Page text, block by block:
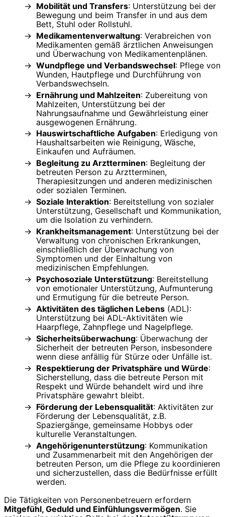
Mobilität und Transfers: Unterstützung bei der
Bewegung und beim Transfer in und aus dem
Bett, Stuhl oder Rollstuhl.
Medikamentenverwaltung: Verabreichen von
Medikamenten gemäß ärztlichen Anweisungen
und Überwachung von Medikamentenplänen.
Wundpflege und Verbandswechsel: Pflege von
Wunden, Hautpflege und Durchführung von
Verbandswechseln.
Ernährung und Mahlzeiten: Zubereitung von
Mahlzeiten, Unterstützung bei der
Nahrungsaufnahme und Gewährleistung einer
ausgewogenen Ernährung.
Hauswirtschaftliche Aufgaben: Erledigung von
Haushaltsarbeiten wie Reinigung, Wäsche,
Einkaufen und Aufräumen.
Begleitung zu Arztterminen: Begleitung der
betreuten Person zu Arztterminen,
Therapiesitzungen und anderen medizinischen
oder sozialen Terminen.
Soziale Interaktion: Bereitstellung von sozialer
Unterstützung, Gesellschaft und Kommunikation,
um die Isolation zu verhindern.
Krankheitsmanagement: Unterstützung bei der
Verwaltung von chronischen Erkrankungen,
einschließlich der Überwachung von
Symptomen und der Einhaltung von
medizinischen Empfehlungen.
Psychosoziale Unterstützung: Bereitstellung
von emotionaler Unterstützung, Aufmunterung
und Ermutigung für die betreute Person.
Aktivitäten des täglichen Lebens (ADL):
Unterstützung bei ADL-Aktivitäten wie
Haarpflege, Zahnpflege und Nagelpflege.
Sicherheitsüberwachung: Überwachung der
Sicherheit der betreuten Person, insbesondere
wenn diese anfällig für Stürze oder Unfälle ist.
Respektierung der Privatsphäre und Würde:
Sicherstellung, dass die betreute Person mit
Respekt und Würde behandelt wird und ihre
Privatsphäre gewahrt bleibt.
Förderung der Lebensqualität: Aktivitäten zur
Förderung der Lebensqualität, z.B.
Spaziergänge, gemeinsame Hobbys oder
kulturelle Veranstaltungen.
Angehörigenunterstützung: Kommunikation
und Zusammenarbeit mit den Angehörigen der
betreuten Person, um die Pflege zu koordinieren
und sicherzustellen, dass die Bedürfnisse erfüllt
werden.
Die Tätigkeiten von Personenbetreuern erfordern
Mitgefühl, Geduld und Einfühlungsvermögen. Sie